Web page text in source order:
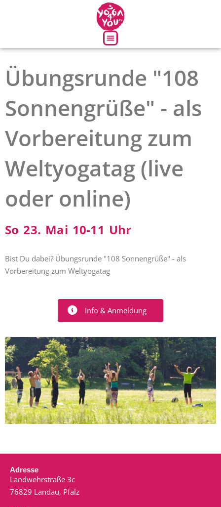
Übungsrunde "108
Sonnengrüße" - als
Vorbereitung zum
Weltyogatag (live
oder online)
So 23. Mai 10-11 Uhr
Bist Du dabei? Übungsrunde "108 Sonnengrüße" - als
Vorbereitung zum Weltyogatag
Info & Anmeldung
Adresse
Landwehrstraße 3c
76829 Landau, Pfalz